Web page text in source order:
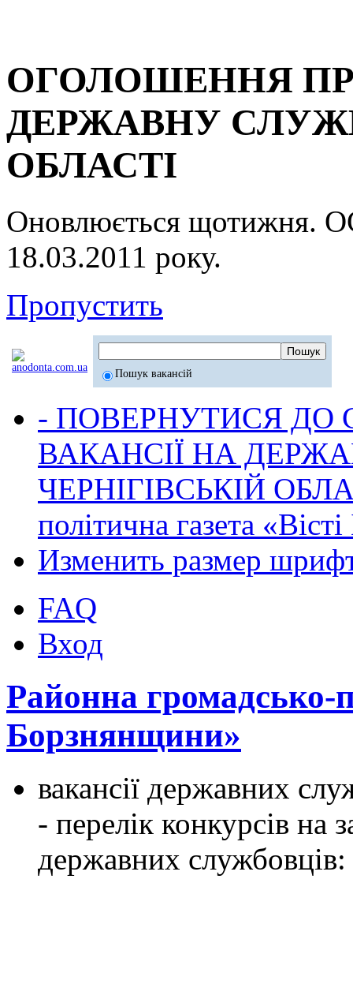
ОГОЛОШЕННЯ
ДЕРЖАВНУ
ОБЛАСТІ
Оновлюється
18.03.2011 року.
Пропустить
Пошук вакансій
- ПОВЕРНУТИСЯ ДО
ВАКАНСІЇ НА
ЧЕРНІГІВСЬКІЙ
політична газета
Изменить размер
FAQ
Вход
Районна громадсько-
Борзнянщини»
вакансії державних
- перелік конкурсів на
державних службовців: